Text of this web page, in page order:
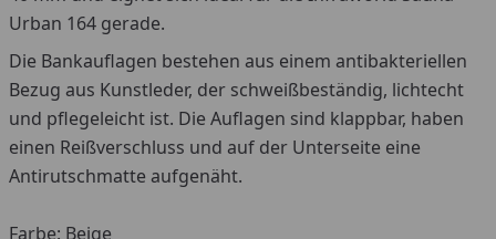
Urban 164 gerade.
Die Bankauflagen bestehen aus einem antibakteriellen
Bezug aus Kunstleder, der schweißbeständig, lichtecht
und pflegeleicht ist. Die Auflagen sind klappbar, haben
einen Reißverschluss und auf der Unterseite eine
Antirutschmatte aufgenäht.
Farbe: Beige